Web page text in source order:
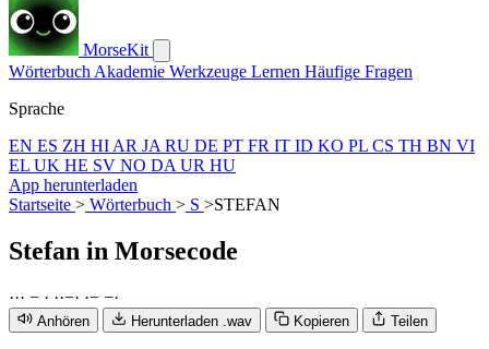
MorseKit
Wörterbuch Akademie Werkzeuge Lernen Häufige Fragen
Sprache
EN ES ZH HI AR JA RU DE PT FR IT ID KO PL CS TH BN VI
EL UK HE SV NO DA UR HU
App herunterladen
Startseite > Wörterbuch > S >STEFAN
Stefan in Morsecode
··· − · ··−· ·− −·
Anhören Herunterladen .wav Kopieren Teilen